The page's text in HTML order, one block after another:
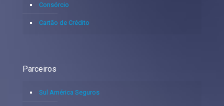
Consórcio
Cartão de Crédito
Parceiros
Sul América Seguros